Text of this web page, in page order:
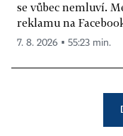
se vůbec nemluví.
reklamu na
7. 8. 2026 ▪ 55:23 min.